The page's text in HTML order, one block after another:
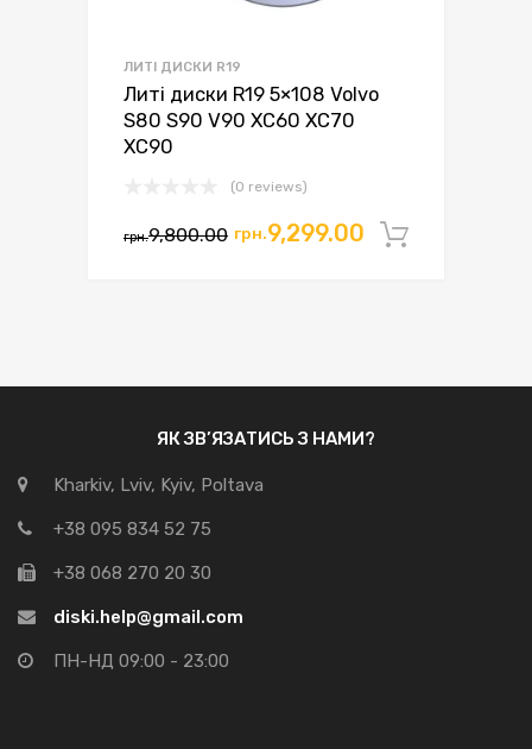
ЛИТІ ДИСКИ R19
Литі диски R19 5×108 Volvo
S80 S90 V90 XC60 XC70
XC90
(0 reviews)
грн.9,800.00 грн.9,299.00
ЯК ЗВ’ЯЗАТИСЬ З НАМИ?
Kharkiv, Lviv, Kyiv, Poltava
+38 095 834 52 75
+38 068 270 20 30
diski.help@gmail.com
ПН-НД 09:00 - 23:00